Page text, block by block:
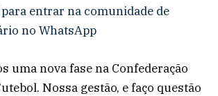
entrar na comunidade de
no WhatsApp
uma nova fase na Confederação
Nossa gestão, e faço questão